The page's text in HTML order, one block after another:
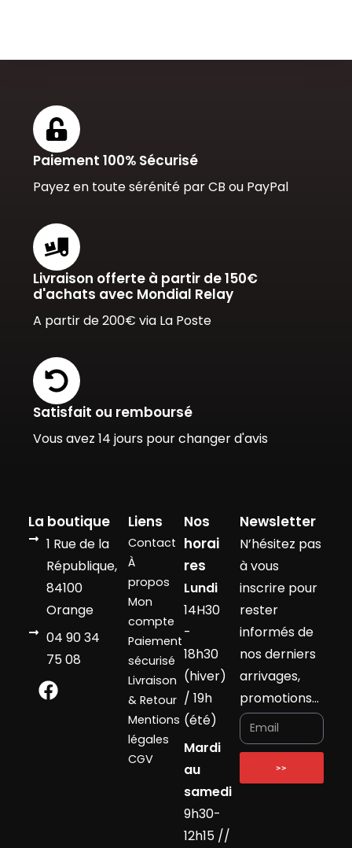
Paiement 100% Sécurisé
Payez en toute sérénité par CB ou PayPal
Livraison offerte à partir de 150€
d'achats avec Mondial Relay
A partir de 200€ via La Poste
Satisfait ou remboursé
Vous avez 14 jours pour changer d'avis
La boutique
1 Rue de la
République,
84100
Orange
04 90 34
75 08
Liens
Contact
À
propos
Mon
compte
Paiement
sécurisé
Livraison
& Retour
Mentions
légales
CGV
Nos
horai
res
Lundi
14H30
-
18h30
(hiver)
/ 19h
(été)
Mardi
au
samedi
9h30-
12h15 //
Newsletter
N’hésitez pas
à vous
inscrire pour
rester
informés de
nos derniers
arrivages,
promotions…
>>